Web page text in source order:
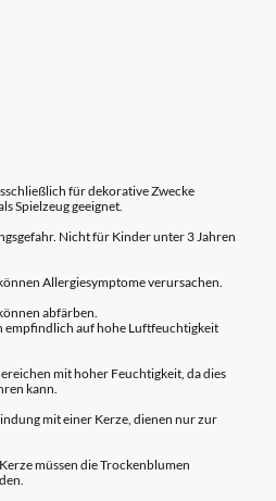
für dekorative Zwecke
Spielzeug geeignet.
Nicht für Kinder unter 3 Jahren
Allergiesymptome verursachen.
abfärben.
empfindlich auf hohe Luftfeuchtigkeit
mit hoher Feuchtigkeit, da dies
kann.
mit einer Kerze, dienen nur zur
müssen die Trockenblumen